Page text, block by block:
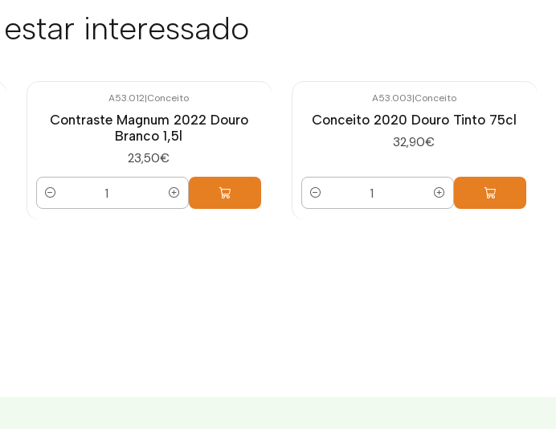
interessado
A53.012|Conceito
Contraste Magnum 2022 Douro
Branco 1,5l
23,50€
Quantidade
A53.003|Conceito
Conceito 2020 Douro Tinto 75cl
32,90€
Quantidade